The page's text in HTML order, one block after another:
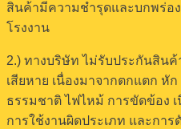
สินค้ามีความชำรุดและบกพร่อ
โรงงาน
2.) ทางบริษัท ไม่รับประกันสิน
เสียหาย เนื่องมาจากตกแตก หั
ธรรมชาติ ไฟไหม้ การขัดข้อง
การใช้งานผิดประเภท และกา